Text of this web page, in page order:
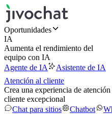
Oportunidades
IA
Aumenta el rendimiento del
equipo con IA
Agente de IA
Asistente de IA
Atención al cliente
Crea una experiencia de atención
cliente excepcional
Chat para sitios
Chatbot